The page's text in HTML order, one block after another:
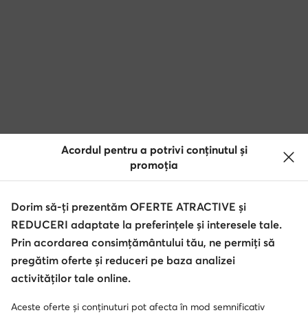
Acordul pentru a potrivi conținutul și
promoția
Dorim să-ți prezentăm OFERTE ATRACTIVE și
REDUCERI adaptate la preferințele și interesele tale.
Prin acordarea consimțământului tău, ne permiți să
pregătim oferte și reduceri pe baza analizei
activităților tale online.
Aceste oferte și conținuturi pot afecta în mod semnificativ